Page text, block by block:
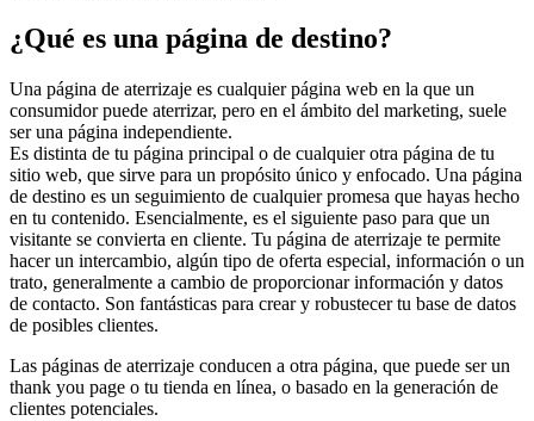
¿Qué es una página de destino?
Una página de aterrizaje es cualquier página web en la que un
consumidor puede aterrizar, pero en el ámbito del marketing, suele
ser una página independiente.
Es distinta de tu página principal o de cualquier otra página de tu
sitio web, que sirve para un propósito único y enfocado. Una página
de destino es un seguimiento de cualquier promesa que hayas hecho
en tu contenido. Esencialmente, es el siguiente paso para que un
visitante se convierta en cliente. Tu página de aterrizaje te permite
hacer un intercambio, algún tipo de oferta especial, información o un
trato, generalmente a cambio de proporcionar información y datos
de contacto. Son fantásticas para crear y robustecer tu base de datos
de posibles clientes.
Las páginas de aterrizaje conducen a otra página, que puede ser un
thank you page o tu tienda en línea, o basado en la generación de
clientes potenciales.